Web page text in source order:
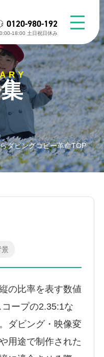
0120-980-192
18:00 ⼟⽇祝⽇休み
ダビングコピー革命TOP
景
の比率を表す数値
ープの2.35:1な
ダビング・映像変
用途で制作された